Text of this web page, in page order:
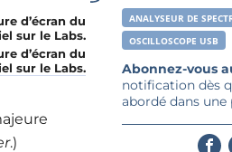
d’écran du
sur le Labs.
.)
ANALYSEUR DE
OSCILLOSCOPE USB
Abonnez-vous
notification dès
abordé dans